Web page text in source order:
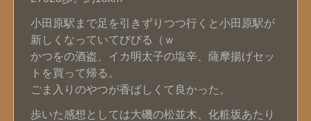
小田原駅まで足を引きずりつつ行くと小田原駅が
新しくなっていてびびる（ｗ
かつをの酒盗、イカ明太子の塩辛、薩摩揚げセッ
トを買って帰る。
ごま入りのやつが香ばしくて良かった。
歩いた感想としては大磯の松並木、化粧坂あたり